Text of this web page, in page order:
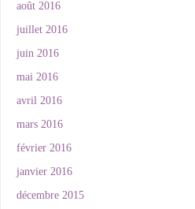
août 2016
juillet 2016
juin 2016
mai 2016
avril 2016
mars 2016
février 2016
janvier 2016
décembre 2015